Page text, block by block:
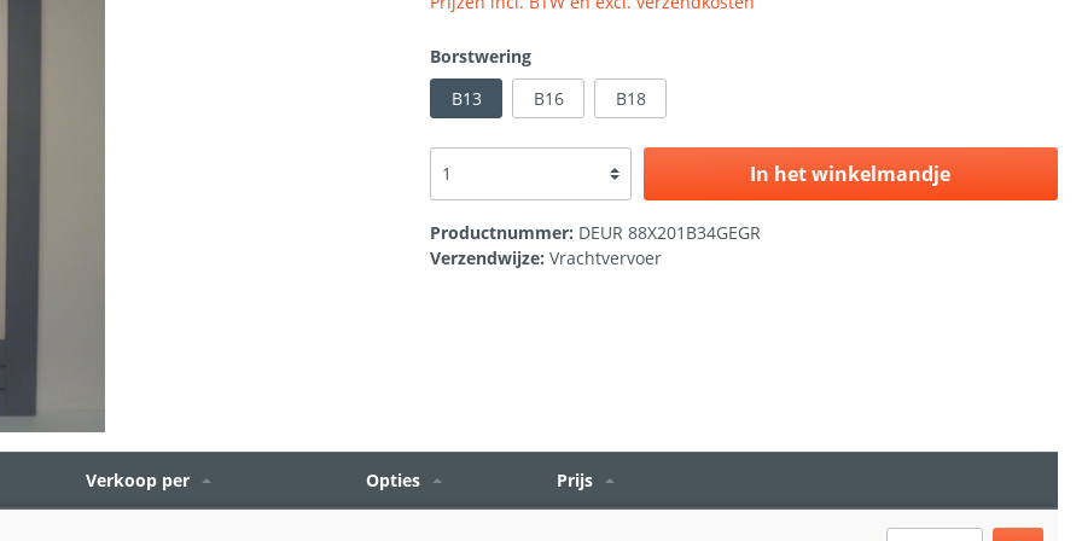
Scheurherstel gevel
Hang en sluitwerk
BouwplatenBorstwering
B13
B16 B18
In het winkelmandje
Productnummer: DEUR 88X201B34GEGR
Verzendwijze: Vrachtvervoer
Verkoop per Opties Prijs